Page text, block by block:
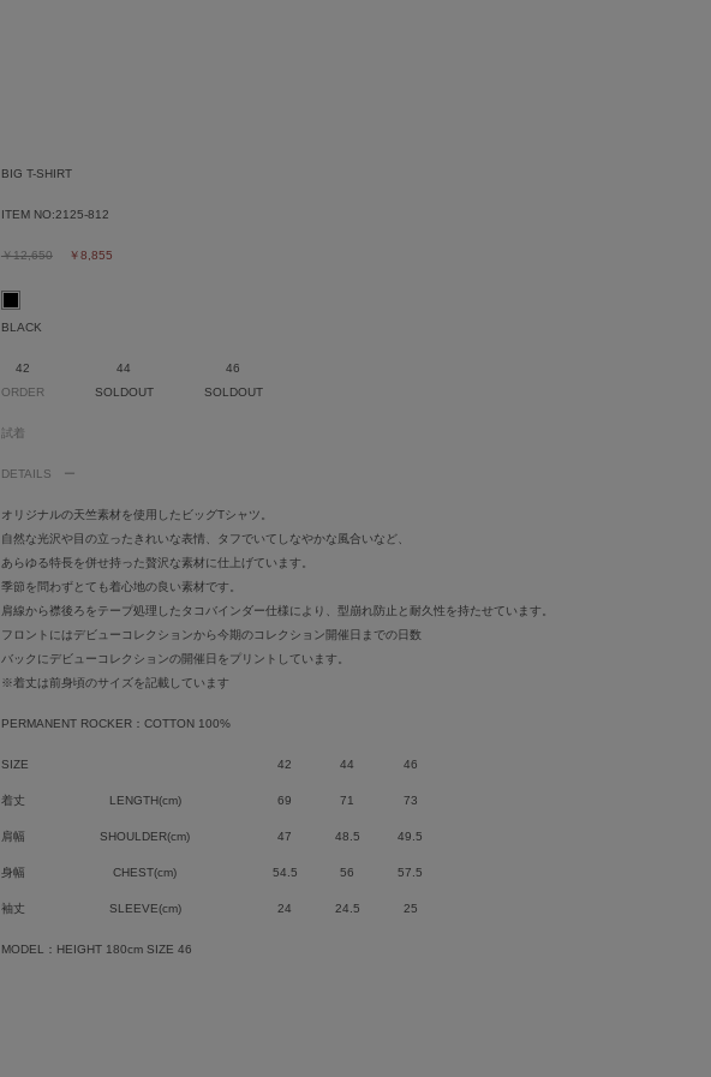
BIG T-SHIRT
ITEM NO:2125-812
￥12,650 ￥8,855
BLACK
42
ORDER
44
SOLDOUT
46
SOLDOUT
試着
DETAILS
オリジナルの天竺素材を使用したビッグTシャツ。
自然な光沢や目の立ったきれいな表情、タフでいてしなやかな風合いなど、
あらゆる特長を併せ持った贅沢な素材に仕上げています。
季節を問わずとても着心地の良い素材です。
肩線から襟後ろをテープ処理したタコバインダー仕様により、型崩れ防止と耐久性を持たせています。
フロントにはデビューコレクションから今期のコレクション開催日までの日数
バックにデビューコレクションの開催日をプリントしています。
※着丈は前身頃のサイズを記載しています
PERMANENT ROCKER：COTTON 100%
SIZE 42 44 46
着丈 LENGTH(cm) 69 71 73
肩幅 SHOULDER(cm) 47 48.5 49.5
身幅 CHEST(cm) 54.5 56 57.5
袖丈 SLEEVE(cm) 24 24.5 25
MODEL：HEIGHT 180cm SIZE 46